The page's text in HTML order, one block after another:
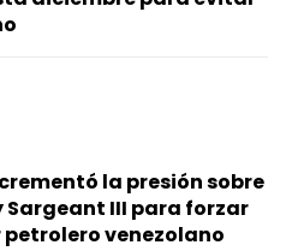
la presión sobre
Sargeant III para forzar
venezolano